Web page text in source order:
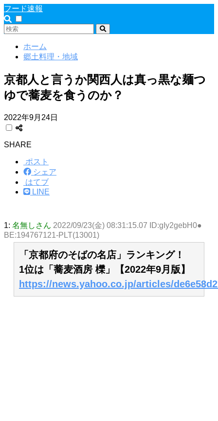
フード速報
ホーム
郷土料理・地域
京都人と言うか関西人は真っ黒な麺つ
ゆで蕎麦を食うのか？
2022年9月24日
SHARE
ポスト
シェア
はてブ
LINE
1: 名無しさん 2022/09/23(金) 08:31:15.07 ID:gIy2gebH0●
BE:194767121-PLT(13001)
「京都府のそばの名店」ランキング！
1位は「蕎麦酒房 櫟」【2022年9月版】
https://news.yahoo.co.jp/articles/